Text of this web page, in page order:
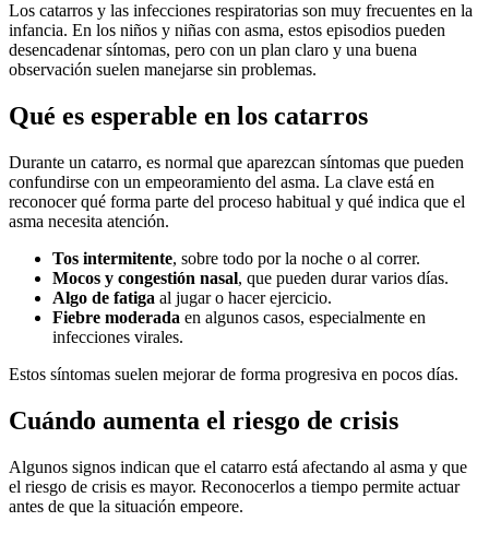
Los catarros y las infecciones respiratorias son muy frecuentes en la
infancia. En los niños y niñas con asma, estos episodios pueden
desencadenar síntomas, pero con un plan claro y una buena
observación suelen manejarse sin problemas.
Qué es esperable en los catarros
Durante un catarro, es normal que aparezcan síntomas que pueden
confundirse con un empeoramiento del asma. La clave está en
reconocer qué forma parte del proceso habitual y qué indica que el
asma necesita atención.
Tos intermitente, sobre todo por la noche o al correr.
Mocos y congestión nasal, que pueden durar varios días.
Algo de fatiga al jugar o hacer ejercicio.
Fiebre moderada en algunos casos, especialmente en
infecciones virales.
Estos síntomas suelen mejorar de forma progresiva en pocos días.
Cuándo aumenta el riesgo de crisis
Algunos signos indican que el catarro está afectando al asma y que
el riesgo de crisis es mayor. Reconocerlos a tiempo permite actuar
antes de que la situación empeore.